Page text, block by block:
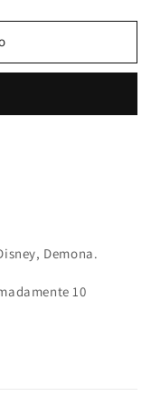
Demona.
10